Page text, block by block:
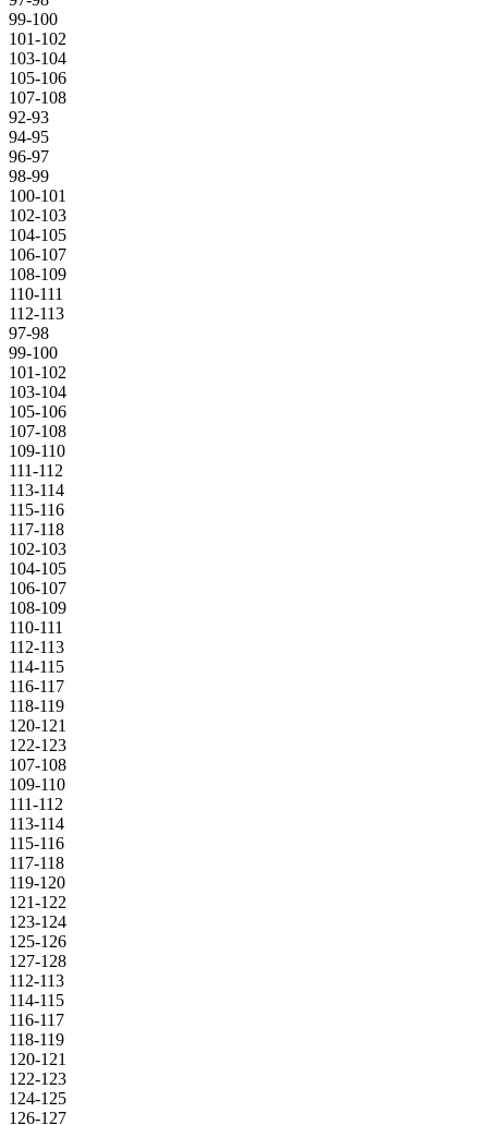
99-100
101-102
103-104
105-106
107-108
92-93
94-95
96-97
98-99
100-101
102-103
104-105
106-107
108-109
110-111
112-113
97-98
99-100
101-102
103-104
105-106
107-108
109-110
111-112
113-114
115-116
117-118
102-103
104-105
106-107
108-109
110-111
112-113
114-115
116-117
118-119
120-121
122-123
107-108
109-110
111-112
113-114
115-116
117-118
119-120
121-122
123-124
125-126
127-128
112-113
114-115
116-117
118-119
120-121
122-123
124-125
126-127